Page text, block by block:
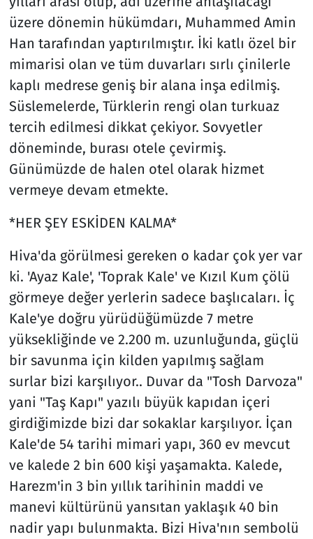
üzere dönemin hükümdarı, Muhammed Amin
Han tarafından yaptırılmıştır. İki katlı özel bir
mimarisi olan ve tüm duvarları sırlı çinilerle
kaplı medrese geniş bir alana inşa edilmiş.
Süslemelerde, Türklerin rengi olan turkuaz
tercih edilmesi dikkat çekiyor. Sovyetler
döneminde, burası otele çevirmiş.
Günümüzde de halen otel olarak hizmet
vermeye devam etmekte.
*HER ŞEY ESKİDEN KALMA*
Hiva'da görülmesi gereken o kadar çok yer var
ki. 'Ayaz Kale', 'Toprak Kale' ve Kızıl Kum çölü
görmeye değer yerlerin sadece başlıcaları. İç
Kale'ye doğru yürüdüğümüzde 7 metre
yüksekliğinde ve 2.200 m. uzunluğunda, güçlü
bir savunma için kilden yapılmış sağlam
surlar bizi karşılıyor.. Duvar da "Tosh Darvoza"
yani "Taş Kapı" yazılı büyük kapıdan içeri
girdiğimizde bizi dar sokaklar karşılıyor. İçan
Kale'de 54 tarihi mimari yapı, 360 ev mevcut
ve kalede 2 bin 600 kişi yaşamakta. Kalede,
Harezm'in 3 bin yıllık tarihinin maddi ve
manevi kültürünü yansıtan yaklaşık 40 bin
nadir yapı bulunmakta. Bizi Hiva'nın sembolü